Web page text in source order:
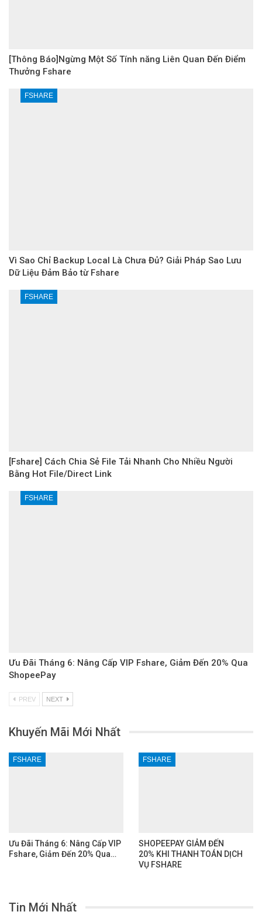
[Thông Báo]Ngừng Một Số Tính năng Liên Quan Đến Điểm
Thưởng Fshare
FSHARE
Vì Sao Chỉ Backup Local Là Chưa Đủ? Giải Pháp Sao Lưu
Dữ Liệu Đảm Bảo từ Fshare
FSHARE
[Fshare] Cách Chia Sẻ File Tải Nhanh Cho Nhiều Người
Bằng Hot File/Direct Link
FSHARE
Ưu Đãi Tháng 6: Nâng Cấp VIP Fshare, Giảm Đến 20% Qua
ShopeePay
PREV NEXT
Khuyến Mãi Mới Nhất
FSHARE
Ưu Đãi Tháng 6: Nâng Cấp VIP
Fshare, Giảm Đến 20% Qua…
FSHARE
SHOPEEPAY GIẢM ĐẾN
20% KHI THANH TOÁN DỊCH
VỤ FSHARE
Tin Mới Nhất